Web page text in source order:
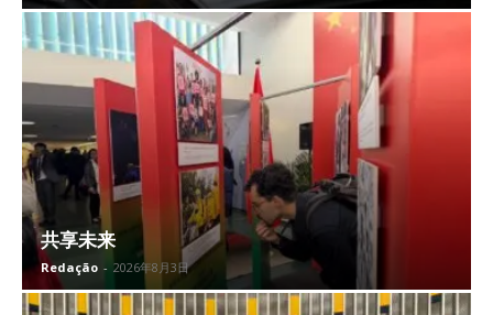
共享未来
Redação - 2026年8月3日